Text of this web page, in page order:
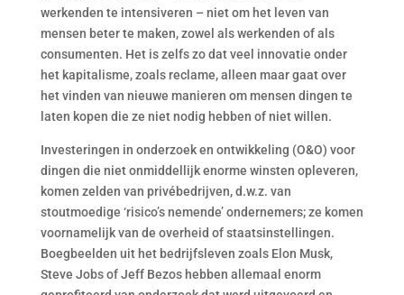
werkenden te intensiveren – niet om het leven van
mensen beter te maken, zowel als werkenden of als
consumenten. Het is zelfs zo dat veel innovatie onder
het kapitalisme, zoals reclame, alleen maar gaat over
het vinden van nieuwe manieren om mensen dingen te
laten kopen die ze niet nodig hebben of niet willen.
Investeringen in onderzoek en ontwikkeling (O&O) voor
dingen die niet onmiddellijk enorme winsten opleveren,
komen zelden van privébedrijven, d.w.z. van
stoutmoedige ‘risico’s nemende’ ondernemers; ze komen
voornamelijk van de overheid of staatsinstellingen.
Boegbeelden uit het bedrijfsleven zoals Elon Musk,
Steve Jobs of Jeff Bezos hebben allemaal enorm